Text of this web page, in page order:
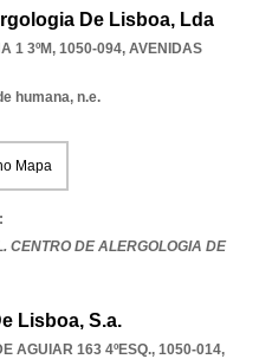
De Lisboa, Lda
1 3ºM, 1050-094, AVENIDAS
humana, n.e.
Mapa
CENTRO DE ALERGOLOGIA DE
Lisboa, S.a.
AGUIAR 163 4ºESQ., 1050-014,